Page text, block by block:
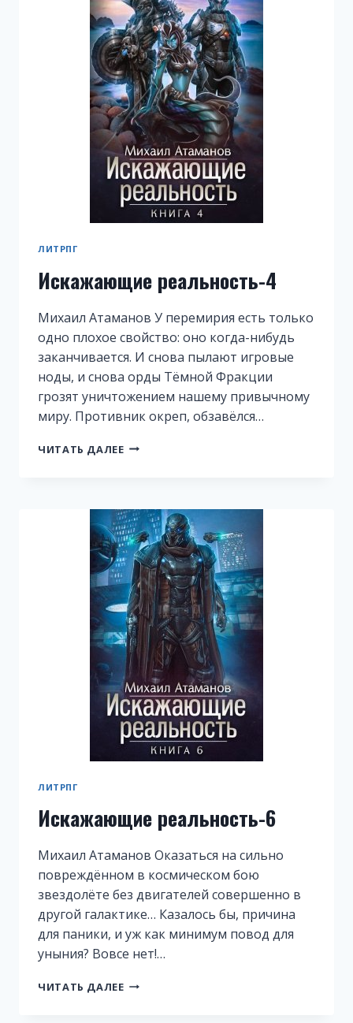
ЛИТРПГ
Искажающие реальность-4
Михаил Атаманов У перемирия есть только
одно плохое свойство: оно когда-нибудь
заканчивается. И снова пылают игровые
ноды, и снова орды Тёмной Фракции
грозят уничтожением нашему привычному
миру. Противник окреп, обзавёлся…
ЧИТАТЬ ДАЛЕЕ ИСКАЖАЮЩИЕ
ЛИТРПГ
Искажающие реальность-6
Михаил Атаманов Оказаться на сильно
повреждённом в космическом бою
звездолёте без двигателей совершенно в
другой галактике… Казалось бы, причина
для паники, и уж как минимум повод для
уныния? Вовсе нет!…
ЧИТАТЬ ДАЛЕЕ ИСКАЖАЮЩИЕ